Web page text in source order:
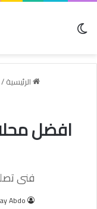
الرئيسية/
افضل
فنى
Abdo